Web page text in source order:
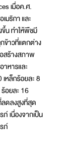
เมื่อค.ศ.
มริกา และ
น ทำให้พืชมี
ข้าวที่แตกต่าง
สร้างสภาพ
หารและ
หล็กร้อยละ 8
อยละ 16
ดลงสูงที่สุด
เนื่องจากเป็น
ภ์